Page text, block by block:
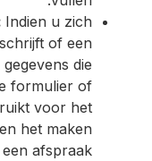
Indien u zich
of een
die
formulier of
voor het
het maken
afspraak.